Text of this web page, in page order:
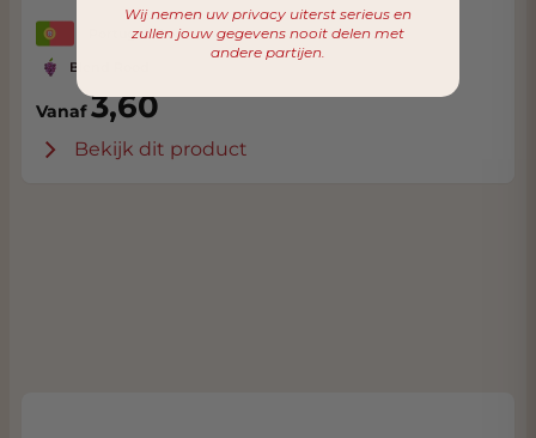
Portugal, Douro
Blend Rood
Vanaf 3,60
Bekijk dit product
Wij nemen uw privacy uiterst serieus en
zullen jouw gegevens nooit delen met
andere partijen.